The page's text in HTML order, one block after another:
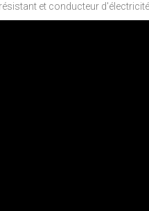
et conducteur d'électricité.